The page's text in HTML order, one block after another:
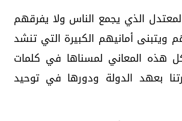
الذي يجمع الناس ولا يفرقهم
ويتبنى أمانيهم الكبيرة التي تنشد
هذه المعاني لمسناها في كلمات
بعهد الدولة ودورها في توحيد